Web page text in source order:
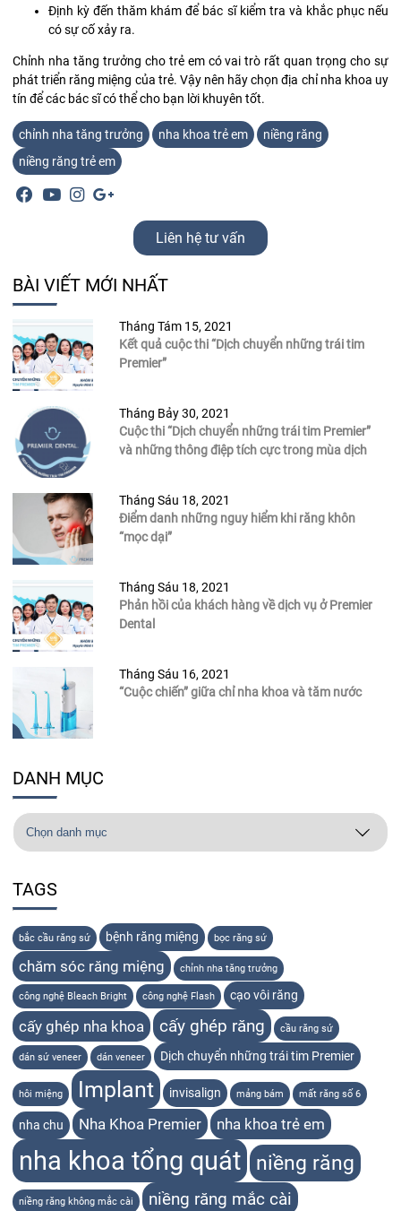
Định kỳ đến thăm khám để bác sĩ kiểm tra và khắc phục nếu
có sự cố xảy ra.
Chỉnh nha tăng trưởng cho trẻ em có vai trò rất quan trọng cho sự
phát triển răng miệng của trẻ. Vậy nên hãy chọn địa chỉ nha khoa uy
tín để các bác sĩ có thể cho bạn lời khuyên tốt.
chỉnh nha tăng trưởng nha khoa trẻ em
niềng răng
niềng răng trẻ em
Liên hệ tư vấn
BÀI VIẾT MỚI NHẤT
Tháng Tám 15, 2021
Kết quả cuộc thi “Dịch chuyển những trái tim
Premier”
Tháng Bảy 30, 2021
Cuộc thi “Dịch chuyển những trái tim Premier”
và những thông điệp tích cực trong mùa dịch
Tháng Sáu 18, 2021
Điểm danh những nguy hiểm khi răng khôn
“mọc dại”
Tháng Sáu 18, 2021
Phản hồi của khách hàng về dịch vụ ở Premier
Dental
Tháng Sáu 16, 2021
“Cuộc chiến” giữa chỉ nha khoa và tăm nước
DANH MỤC
TAGS
bắc cầu răng sứ bệnh răng miệng bọc răng sứ
chăm sóc răng miệng chỉnh nha tăng trưởng
công nghệ Bleach Bright công nghệ Flash cạo vôi răng
cấy ghép nha khoa cấy ghép răng cầu răng sứ
dán sứ veneer dán veneer Dịch chuyển những trái tim Premier
hôi miệng Implant invisalign mảng bám mất răng số 6
nha chu Nha Khoa Premier nha khoa trẻ em
nha khoa tổng quát niềng răng
niềng răng không mắc cài niềng răng mắc cài